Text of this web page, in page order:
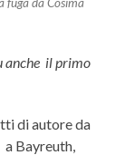
anche il primo
di autore da
Bayreuth,